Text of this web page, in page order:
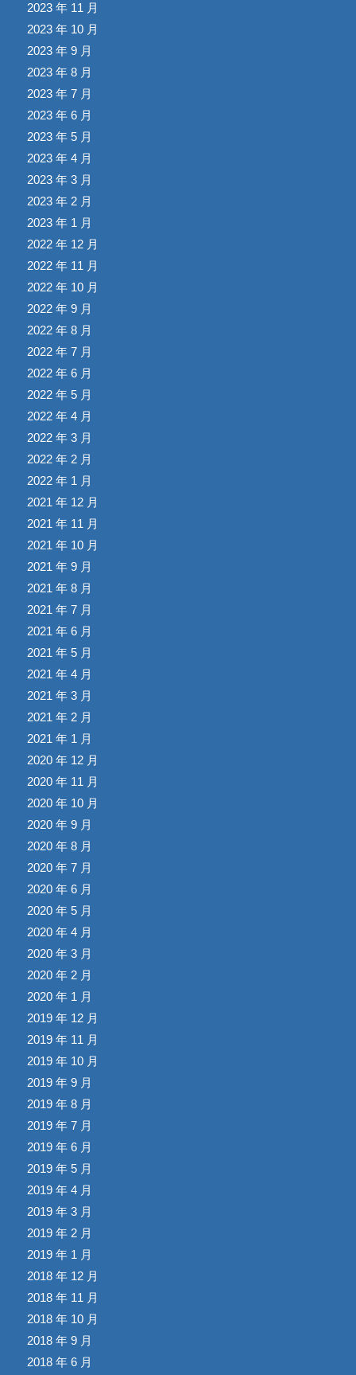
2023 年 11 月
2023 年 10 月
2023 年 9 月
2023 年 8 月
2023 年 7 月
2023 年 6 月
2023 年 5 月
2023 年 4 月
2023 年 3 月
2023 年 2 月
2023 年 1 月
2022 年 12 月
2022 年 11 月
2022 年 10 月
2022 年 9 月
2022 年 8 月
2022 年 7 月
2022 年 6 月
2022 年 5 月
2022 年 4 月
2022 年 3 月
2022 年 2 月
2022 年 1 月
2021 年 12 月
2021 年 11 月
2021 年 10 月
2021 年 9 月
2021 年 8 月
2021 年 7 月
2021 年 6 月
2021 年 5 月
2021 年 4 月
2021 年 3 月
2021 年 2 月
2021 年 1 月
2020 年 12 月
2020 年 11 月
2020 年 10 月
2020 年 9 月
2020 年 8 月
2020 年 7 月
2020 年 6 月
2020 年 5 月
2020 年 4 月
2020 年 3 月
2020 年 2 月
2020 年 1 月
2019 年 12 月
2019 年 11 月
2019 年 10 月
2019 年 9 月
2019 年 8 月
2019 年 7 月
2019 年 6 月
2019 年 5 月
2019 年 4 月
2019 年 3 月
2019 年 2 月
2019 年 1 月
2018 年 12 月
2018 年 11 月
2018 年 10 月
2018 年 9 月
2018 年 6 月